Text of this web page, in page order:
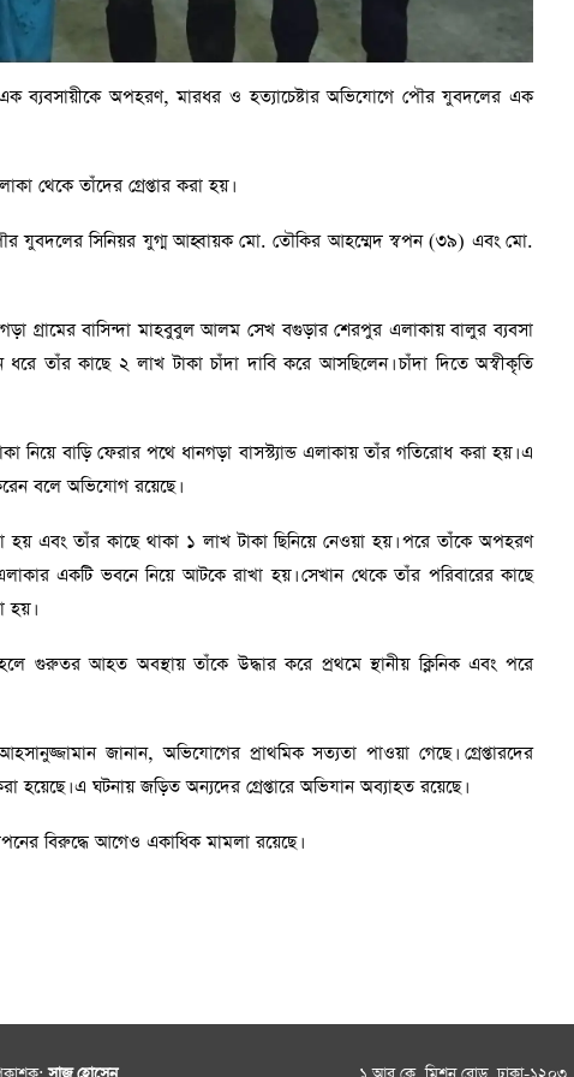
এক ব্যবসায়ীকে অপহরণ, মারধর ও হত্যাচেষ্টার অভিযোগে পৌর যুবদলের এক
থেকে তাঁদের গ্রেপ্তার করা হয়।
পৌর যুবদলের সিনিয়র যুগ্ম আহ্বায়ক মো. তৌকির আহম্মেদ স্বপন (৩৯) এবং মো.
গ্রামের বাসিন্দা মাহবুবুল আলম সেখ বগুড়ার শেরপুর এলাকায় বালুর ব্যবসা
তাঁর কাছে ২ লাখ টাকা চাঁদা দাবি করে আসছিলেন। চাঁদা দিতে অস্বীকৃতি
নিয়ে বাড়ি ফেরার পথে ধানগড়া বাসস্ট্যান্ড এলাকায় তাঁর গতিরোধ করা হয়। এ
বলে অভিযোগ রয়েছে।
হয় এবং তাঁর কাছে থাকা ১ লাখ টাকা ছিনিয়ে নেওয়া হয়। পরে তাঁকে অপহরণ
একটি ভবনে নিয়ে আটকে রাখা হয়। সেখান থেকে তাঁর পরিবারের কাছে
গুরুতর আহত অবস্থায় তাঁকে উদ্ধার করে প্রথমে স্থানীয় ক্লিনিক এবং পরে
জানান, অভিযোগের প্রাথমিক সত্যতা পাওয়া গেছে। গ্রেপ্তারদের
এ ঘটনায় জড়িত অন্যদের গ্রেপ্তারে অভিযান অব্যাহত রয়েছে।
বিরুদ্ধে আগেও একাধিক মামলা রয়েছে।